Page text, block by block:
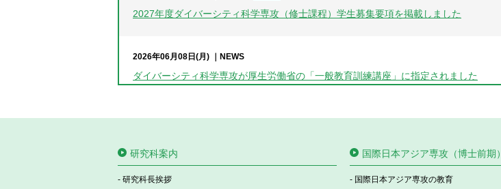
2027年度ダイバーシティ科学専攻（修士課程）学生募集要項を掲載しました
2026年06月08日(月) NEWS
ダイバーシティ科学専攻が厚生労働省の「一般教育訓練講座」に指定されました
2026年05月25日(月) NEWS
ース）を掲載しました。
研究科案内
研究科長挨拶
国際日本アジア専攻（博士前期）
国際日本アジア専攻の教育